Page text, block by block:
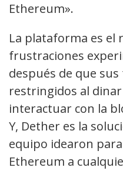
Ethereum».
La plataforma es el
frustraciones
después de que
restringidos al
interactuar con la
Y, Dether es la
equipo idearon
Ethereum a